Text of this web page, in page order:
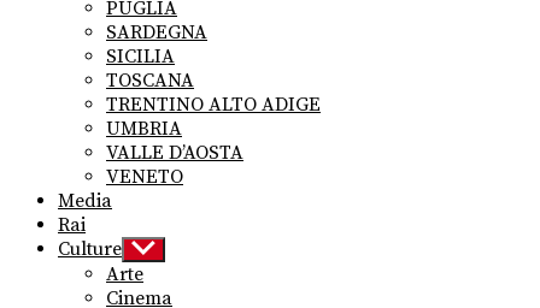
PUGLIA
SARDEGNA
SICILIA
TOSCANA
TRENTINO ALTO ADIGE
UMBRIA
VALLE D’AOSTA
VENETO
Media
Rai
Culture Show
sub
menu
Arte
Cinema